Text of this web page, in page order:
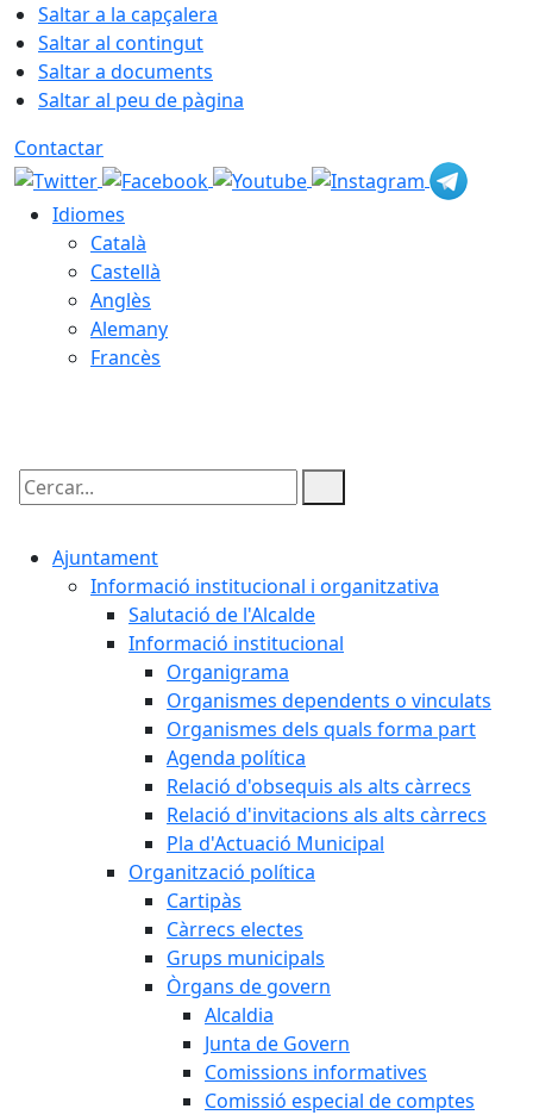
Saltar a la capçalera
Saltar al contingut
Saltar a documents
Saltar al peu de pàgina
Contactar
Idiomes
Català
Castellà
Anglès
Alemany
Francès
Cercar:
Ajuntament
Informació institucional i organitzativa
Salutació de l'Alcalde
Informació institucional
Organigrama
Organismes dependents o vinculats
Organismes dels quals forma part
Agenda política
Relació d'obsequis als alts càrrecs
Relació d'invitacions als alts càrrecs
Pla d'Actuació Municipal
Organització política
Cartipàs
Càrrecs electes
Grups municipals
Òrgans de govern
Alcaldia
Junta de Govern
Comissions informatives
Comissió especial de comptes